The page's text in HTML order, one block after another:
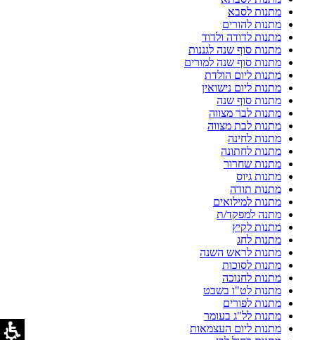
מתנות לסבא
מתנות להורים
מתנות לדודה ולדוד
מתנות סוף שנה לגננות
מתנות סוף שנה למורים
מתנות ליום הולדת
מתנות ליום נישואין
מתנות סוף שנה
מתנות לבר מצווה
מתנות לבת מצווה
מתנות לחינה
מתנות לחתונה
מתנות שחרור
מתנות גיוס
מתנות תודה
מתנות למילואים
מתנה למפקד/ת
מתנות לקיץ
מתנות לחג
מתנות לראש השנה
מתנות לסוכות
מתנות לחנוכה
מתנות לט"ו בשבט
מתנות לפורים
מתנות לל"ג בעומר
מתנות ליום העצמאות